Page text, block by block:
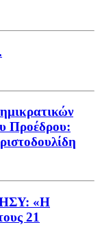
Προέδρου:
«Η
21